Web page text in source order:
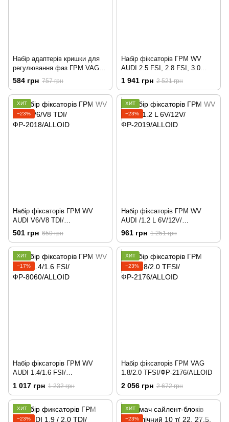
Набір адаптерів кришки для
регулювання фаз ГРМ VAG
1.8/2.0 TFSI/ФР-2201/ALLOID
584 грн 757 грн
Набір фіксаторів ГРМ WV
AUDI 2.5 FSI, 2.8 FSI, 3.0
TFSI, 3.2/НФ-2127A/ALLOID
1 941 грн 2 521 грн
ХИТ
−23%
Набір фіксаторів ГРМ WV
AUDI V6/V8 TDI/
ФР-2018/ALLOID
501 грн 650 грн
ХИТ
−23%
Набір фіксаторів ГРМ WV
AUDI /1.2 L 6V/12V/
ФР-2019/ALLOID
961 грн 1 251 грн
ХИТ
−17%
Набір фіксаторів ГРМ WV
AUDI 1.4/1.6 FSI/
ФР-8060/ALLOID
1 017 грн 1 232 грн
ХИТ
−23%
Набір фіксаторів ГРМ VAG
1.8/2.0 TFSI/ФР-2176/ALLOID
2 056 грн 2 672 грн
ХИТ
−23%
ХИТ
−23%